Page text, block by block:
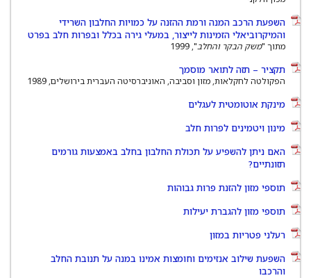
השפעת הרכב המנה ורמת ההזנה על כמויות החלבון השרידי
והמיקרוביאלי הזמינות לייצור, במעלי גירה בכלל ובפרות חלב בפרט
מתוך "משק הבקר והחלב", 1999
תקציר – תזה לתואר מוסמך
הפקולטה לחקלאות, מזון וסביבה, האוניברסיטה העברית בירושלים, 1989
מינקת אוטומטית לעגלים
מינון ויטמינים לפרות חלב
האם ניתן להשפיע על תכולת החלבון בחלב באמצעות גורמים
תזונתיים?
תוספי מזון להזנת פרות גבוהות
תוספי מזון להגברת יעילות
רעלני פטריות במזון
השפעת שילוב אנזימים וחומצות אמינו במנה על תנובת החלב
והרכבו